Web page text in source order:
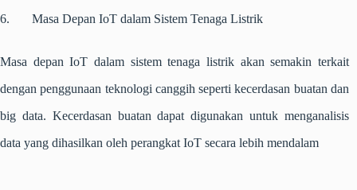
6. Masa Depan IoT dalam Sistem Tenaga Listrik
Masa depan IoT dalam sistem tenaga listrik akan semakin terkait
dengan penggunaan teknologi canggih seperti kecerdasan buatan dan
big data. Kecerdasan buatan dapat digunakan untuk menganalisis
data yang dihasilkan oleh perangkat IoT secara lebih mendalam